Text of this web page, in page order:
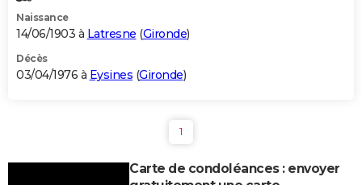
Naissance
14/06/1903 à Latresne (Gironde)
Décès
03/04/1976 à Eysines (Gironde)
1
Carte de condoléances : envoyer